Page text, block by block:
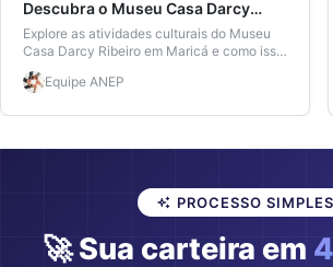
Descubra o Museu Casa Darcy
Ribeiro
Explore as atividades culturais do Museu
Casa Darcy Ribeiro em Maricá e como isso
pode enriquecer sua educação.
Equipe ANEP
PROCESSO SIMPLES
🚀 Sua carteira em